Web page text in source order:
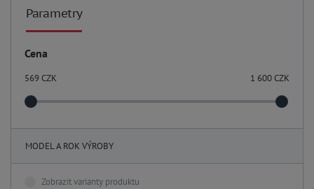
Parametry
Cena
569CZK 1 600CZK
MODEL A ROK VÝROBY
Zobrazit varianty produktu